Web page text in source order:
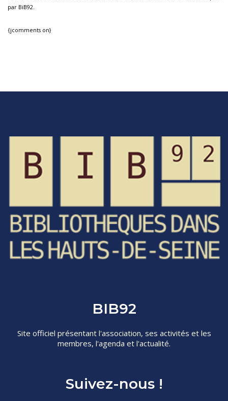
par BiB92.
{jcomments on}
BIB92
Site officiel présentant l'association, ses activités et les
membres, l'agenda et l'actualité.
Suivez-nous !